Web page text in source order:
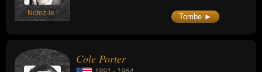
Notez-le ! Tombe ►
Cole Porter